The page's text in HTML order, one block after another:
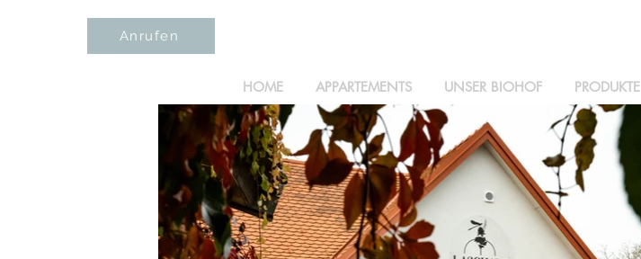
Anrufen
HOME APPARTEMENTS UNSER BIOHOF PRODUKTE